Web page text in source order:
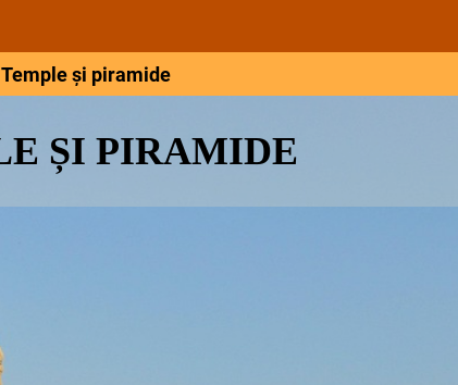
Temple și piramide
ȘI PIRAMIDE